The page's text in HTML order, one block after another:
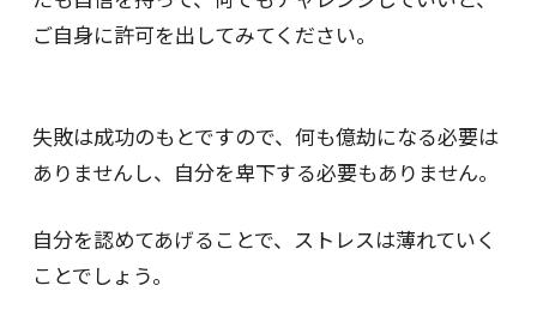
ご自身に許可を出してみてください。
失敗は成功のもとですので、何も億劫になる必要は
ありませんし、自分を卑下する必要もありません。
自分を認めてあげることで、ストレスは薄れていく
ことでしょう。